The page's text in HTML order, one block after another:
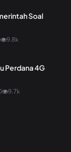
Soal
9.8k
Perdana 4G
9.7k